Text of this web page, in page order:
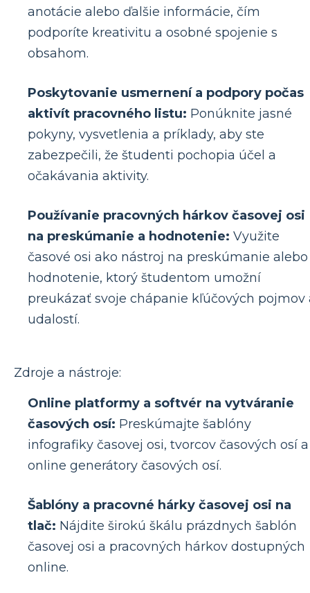
anotácie alebo ďalšie informácie, čím
podporíte kreativitu a osobné spojenie s
obsahom.
Poskytovanie usmernení a podpory počas
aktivít pracovného listu: Ponúknite jasné
pokyny, vysvetlenia a príklady, aby ste
zabezpečili, že študenti pochopia účel a
očakávania aktivity.
Používanie pracovných hárkov časovej osi
na preskúmanie a hodnotenie: Využite
časové osi ako nástroj na preskúmanie alebo
hodnotenie, ktorý študentom umožní
preukázať svoje chápanie kľúčových pojmov
udalostí.
Zdroje a nástroje:
Online platformy a softvér na vytváranie
časových osí: Preskúmajte šablóny
infografiky časovej osi, tvorcov časových osí a
online generátory časových osí.
Šablóny a pracovné hárky časovej osi na
tlač: Nájdite širokú škálu prázdnych šablón
časovej osi a pracovných hárkov dostupných
online.